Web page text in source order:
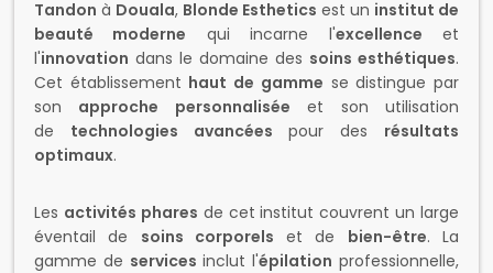
Tandon à Douala, Blonde Esthetics est un institut de
beauté moderne qui incarne l'excellence et
l'innovation dans le domaine des soins esthétiques.
Cet établissement haut de gamme se distingue par
son approche personnalisée et son utilisation
de technologies avancées pour des résultats
optimaux.
Les activités phares de cet institut couvrent un large
éventail de soins corporels et de bien-être. La
gamme de services inclut l'épilation professionnelle,